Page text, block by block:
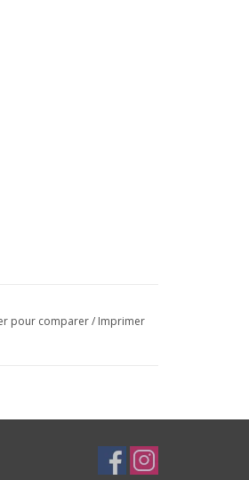
pour comparer/ Imprimer